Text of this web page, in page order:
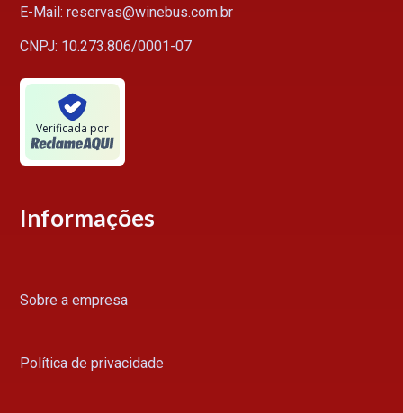
E-Mail: reservas@winebus.com.br
CNPJ: 10.273.806/0001-07
Verificada por
Informações
Sobre a empresa
Política de privacidade